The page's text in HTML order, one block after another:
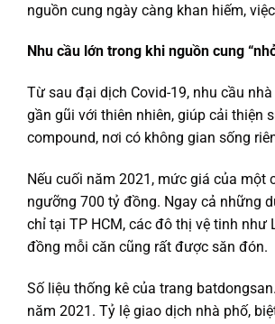
nguồn cung ngày càng khan hiếm,
Nhu cầu lớn trong khi nguồn cung
Từ sau đại dịch Covid-19, nhu cầu
gần gũi với thiên nhiên, giúp cải thiện
compound, nơi có không gian sống
Nếu cuối năm 2021, mức giá của
ngưỡng 700 tỷ đồng. Ngay cả những
chỉ tại TP HCM, các đô thị vệ tinh
đồng mỗi căn cũng rất được săn đón.
Số liệu thống kê của trang
năm 2021. Tỷ lệ giao dịch nhà phố,